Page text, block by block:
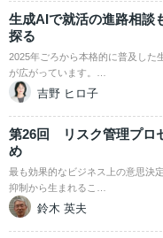
生成AIで就活の進路相談
探る
2025年ごろから本格的に普及した
が広がっています。…
吉野 ヒロ子
第26回 リスク管理プロ
め
最も効果的なビジネス上の意思決
抑制から生まれるこ…
鈴木 英夫